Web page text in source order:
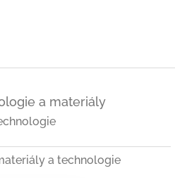
a materiály
a technologie